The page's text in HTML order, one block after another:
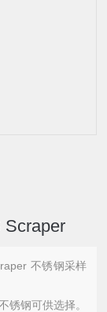
Scraper
不锈钢采样
锈钢可供选择。